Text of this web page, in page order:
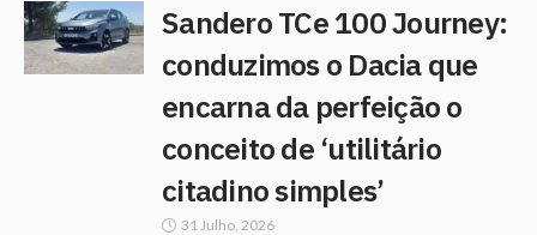
Sandero TCe 100 Journey:
conduzimos o Dacia que
encarna da perfeição o
conceito de ‘utilitário
citadino simples’
31 Julho, 2026